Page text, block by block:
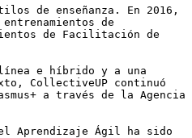
de enseñanza. En 2016,
de
de Facilitación de
e híbrido y a una
CollectiveUP continuó
a través de la Agencia
Aprendizaje Ágil ha sido